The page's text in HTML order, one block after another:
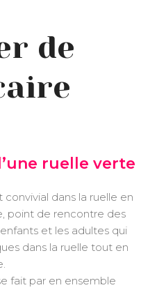
de
ruelle verte
dans la ruelle en
point de rencontre des
et les adultes qui
dans la ruelle tout en
fait par en ensemble